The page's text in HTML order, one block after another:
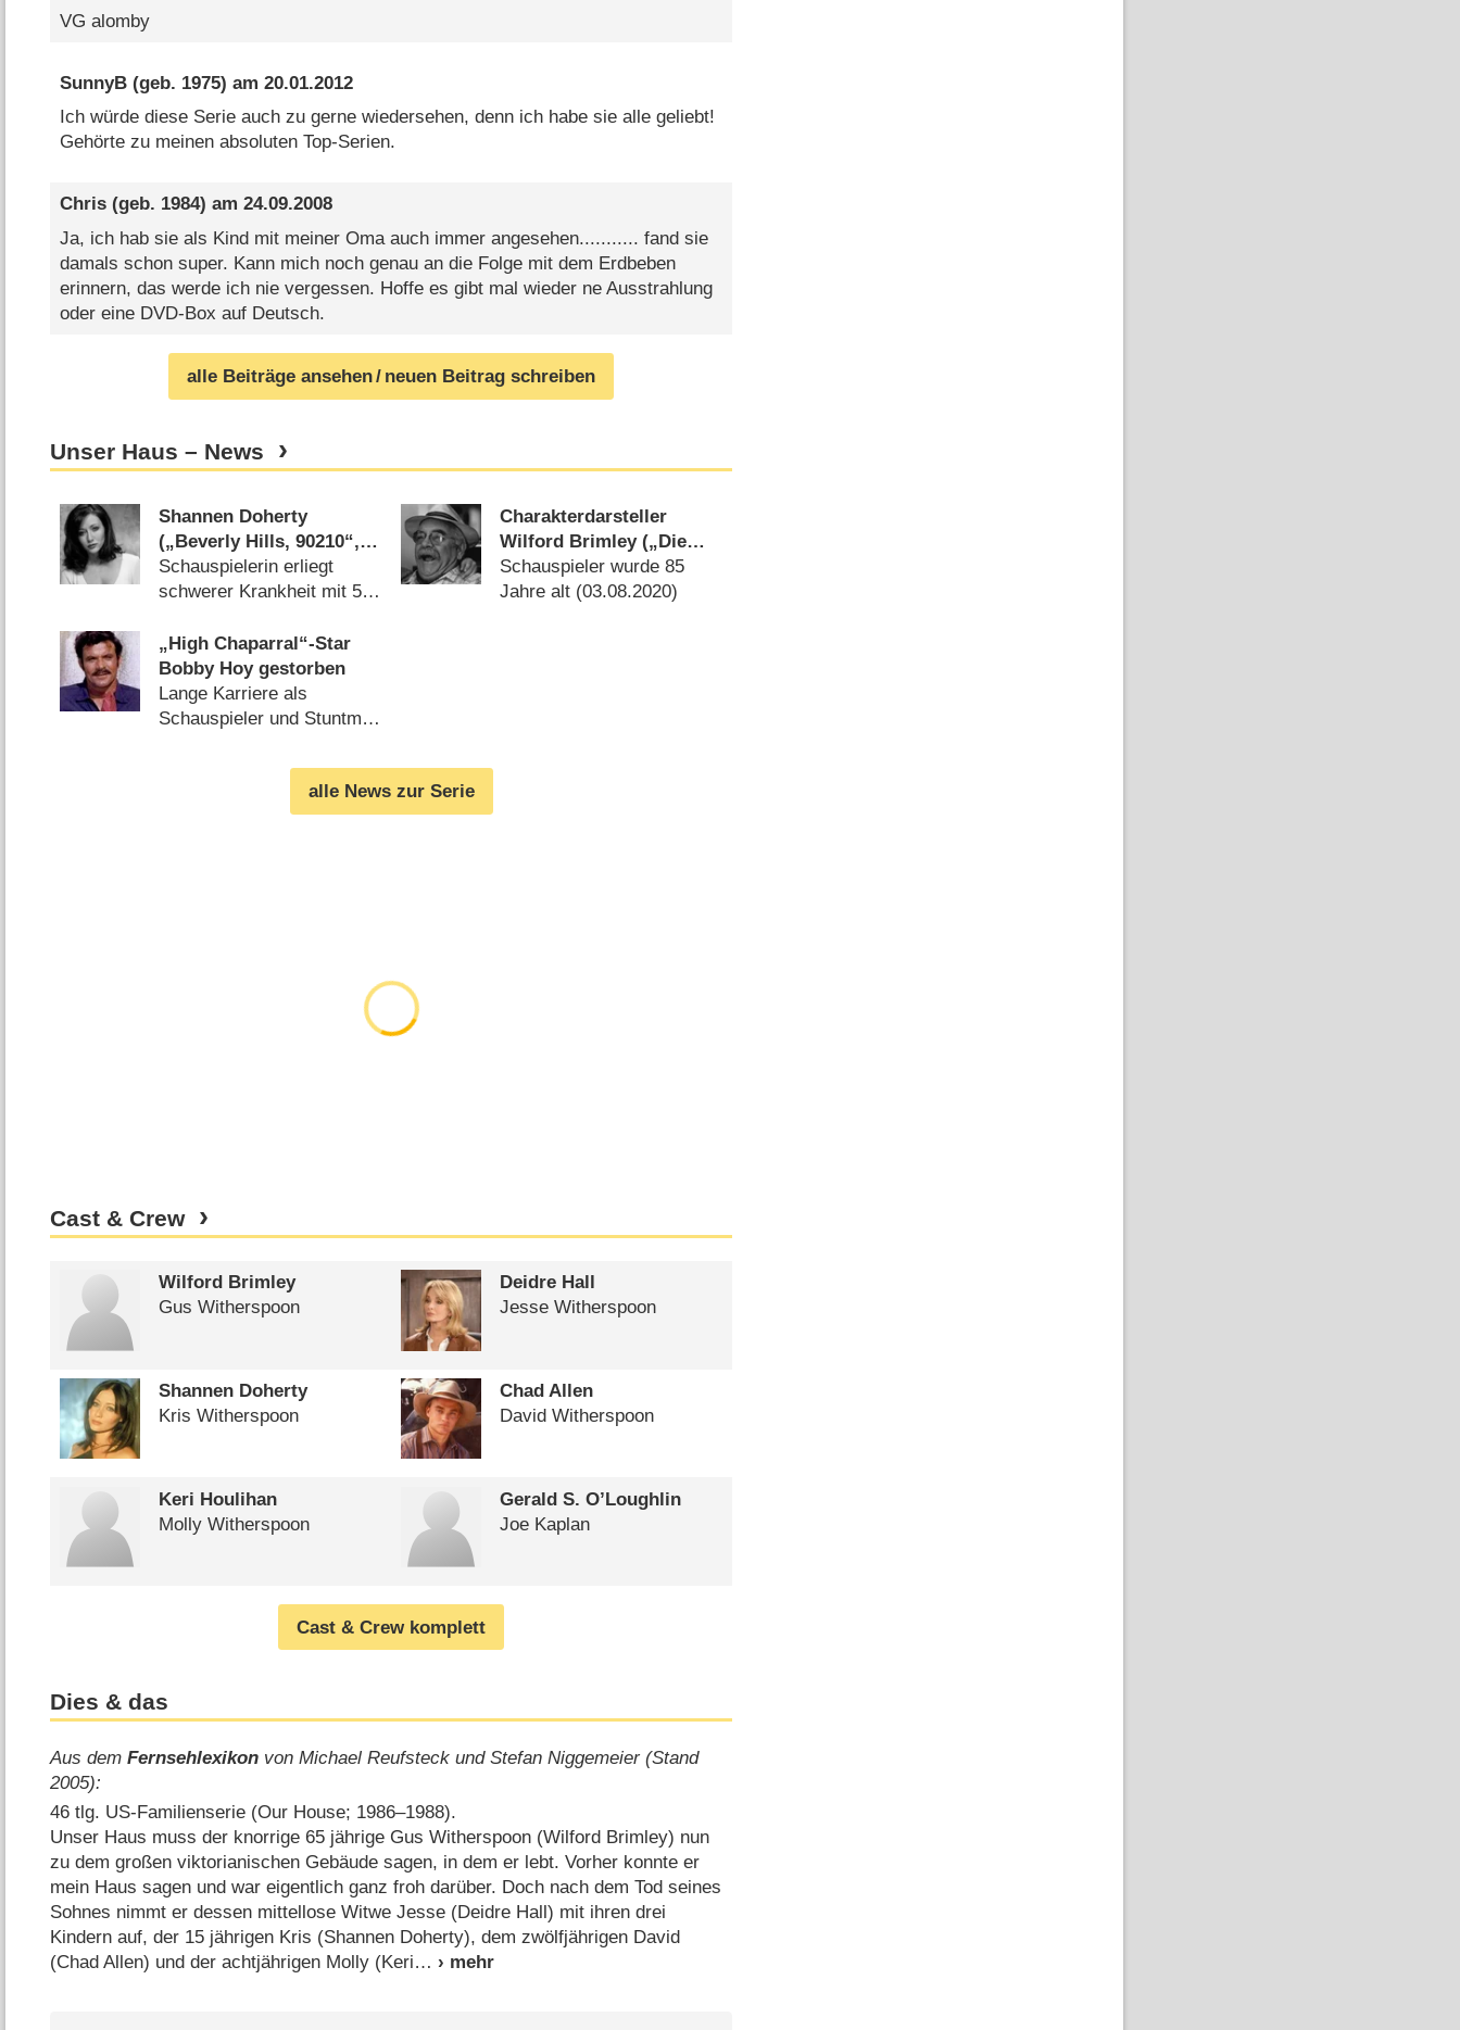
VG alomby
SunnyB(geb. 1975) am 20.01.2012
Ich würde diese Serie auch zu gerne wiedersehen, denn ich habe sie alle geliebt!
Gehörte zu meinen absoluten Top-Serien.
Chris(geb. 1984) am 24.09.2008
Ja, ich hab sie als Kind mit meiner Oma auch immer angesehen........... fand sie
damals schon super. Kann mich noch genau an die Folge mit dem Erdbeben
erinnern, das werde ich nie vergessen. Hoffe es gibt mal wieder ne Ausstrahlung
oder eine DVD-Box auf Deutsch.
alle Beiträge ansehen/ neuen Beitrag schreiben
Unser Haus – News
Shannen Doherty
(„Beverly Hills, 90210“,
„Charmed“) ist tot
Schauspielerin erliegt
schwerer Krankheit mit 53
Charakterdarsteller
Wilford Brimley („Die
Firma“, „Cocoon“)
verstorben
Schauspieler wurde 85
Jahre alt (03.08.2020)
„High Chaparral“-Star
Bobby Hoy gestorben
Lange Karriere als
Schauspieler und Stuntman
alle News zur Serie
Cast & Crew
Wilford Brimley
Gus Witherspoon
Deidre Hall
Jesse Witherspoon
Shannen Doherty
Kris Witherspoon
Chad Allen
David Witherspoon
Keri Houlihan
Molly Witherspoon
Gerald S. O’Loughlin
Joe Kaplan
Cast & Crew komplett
Dies & das
Aus demFernsehlexikon von Michael Reufsteck und Stefan Niggemeier (Stand
2005):
46 tlg. US-Familienserie (Our House; 1986⁠–⁠1988).
Unser Haus muss der knorrige 65 jährige Gus Witherspoon (Wilford Brimley) nun
zu dem großen viktorianischen Gebäude sagen, in dem er lebt. Vorher konnte er
mein Haus sagen und war eigentlich ganz froh darüber. Doch nach dem Tod seines
Sohnes nimmt er dessen mittellose Witwe Jesse (Deidre Hall) mit ihren drei
Kindern auf, der 15 jährigen Kris (Shannen Doherty), dem zwölfjährigen David
(Chad Allen) und der achtjährigen Molly (Keri